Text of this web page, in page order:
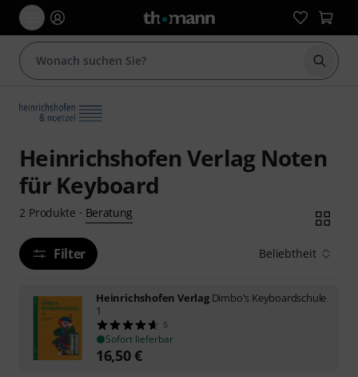
Suche
Heinrichshofen Verlag Noten
für Keyboard
2 Produkte · Beratung
Filter Beliebtheit
Heinrichshofen Verlag Dimbo's Keyboardschule
1
5
Sofort lieferbar
16,50€